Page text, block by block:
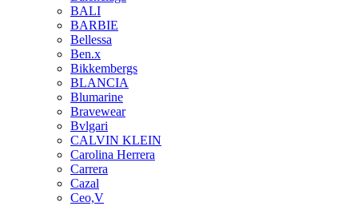
BALI
BARBIE
Bellessa
Ben.x
Bikkembergs
BLANCIA
Blumarine
Bravewear
Bvlgari
CALVIN KLEIN
Carolina Herrera
Carrera
Cazal
Ceo,V